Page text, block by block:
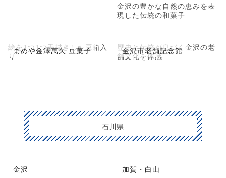
金沢の豊かな自然の恵みを表
現した伝統の和菓子
まめや金澤萬久 豆菓子
絵を1つ1つ手描きした豆箱入
り
金沢市老舗記念館
歴史と伝統が息づく金沢の老
舗文化を体感
石川県
金沢 加賀・白山